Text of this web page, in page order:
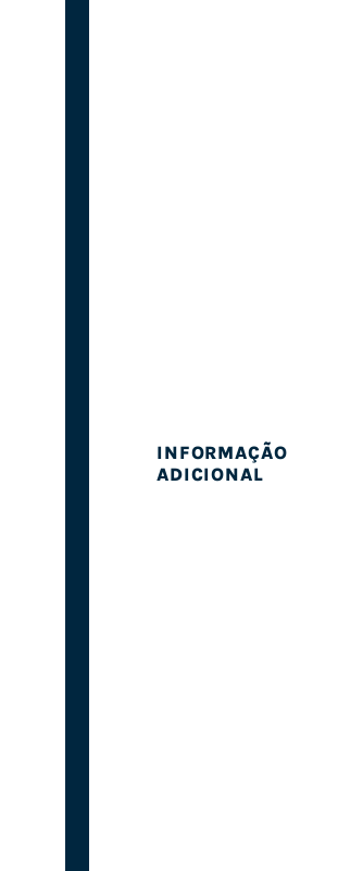
INFORMAÇÃO
ADICIONAL